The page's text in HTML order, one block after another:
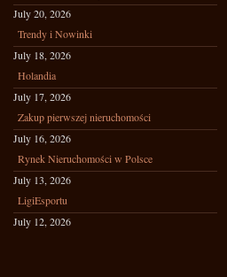
July 20, 2026
Trendy i Nowinki
July 18, 2026
Holandia
July 17, 2026
Zakup pierwszej nieruchomości
July 16, 2026
Rynek Nieruchomości w Polsce
July 13, 2026
LigiEsportu
July 12, 2026